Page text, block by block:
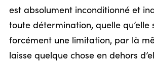
est absolument inconditionné et
toute détermination, quelle qu’elle
forcément une limitation, par là
laisse quelque chose en dehors